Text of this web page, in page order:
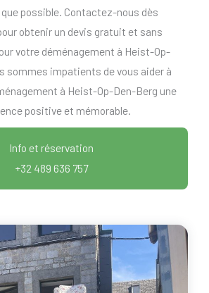
possible. Contactez-nous dès
obtenir un devis gratuit et sans
votre déménagement à Heist-Op-
sommes impatients de vous aider à
à Heist-Op-Den-Berg une
positive et mémorable.
Info et réservation
+32 489 636 757